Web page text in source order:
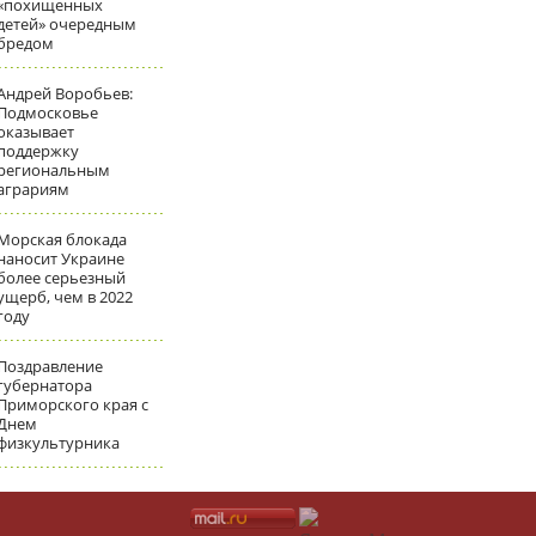
очередным
Воробьев:
блокада
Украине
серьезный
чем в 2022
края с